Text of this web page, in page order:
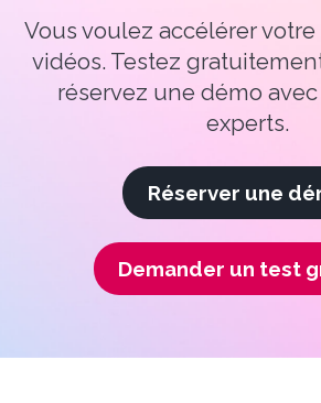
Vous voulez accélérer
vidéos. Testez
réservez une démo avec
experts.
Réserver une
Demander un test